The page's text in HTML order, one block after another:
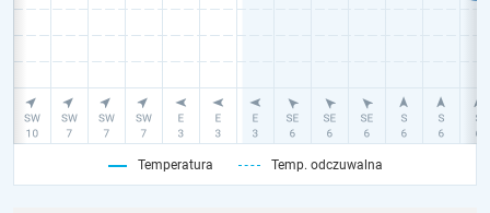
Temperatura Temp. odczuwalna